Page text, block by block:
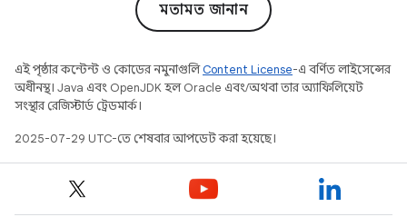
মতামত জানান
এই পৃষ্ঠার কন্টেন্ট ও কোডের নমুনাগুলিContent License-এ বর্ণিত লাইসেন্সের
অধীনস্থ। Java এবং OpenJDK হল Oracle এবং/অথবা তার অ্যাফিলিয়েট
সংস্থার রেজিস্টার্ড ট্রেডমার্ক।
2025-07-29 UTC-তে শেষবার আপডেট করা হয়েছে।